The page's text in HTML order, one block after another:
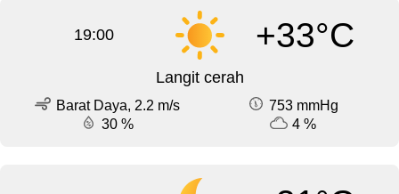
19:00 +33°C
Langit cerah
Barat Daya, 2.2 m/s
753 mmHg
30 %
4 %